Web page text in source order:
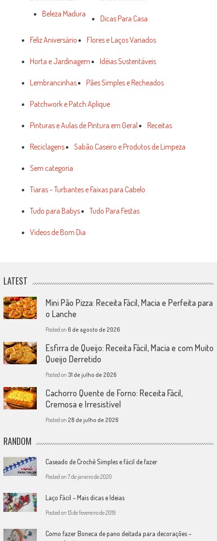
Beleza Madura
Dicas Para Casa
Feliz Aniversário Flores e Laços Variados
Horta e Jardinagem Idéias Sustentáveis
Lembrancinhas Pães Simples e Recheados
Patchwork e Patch Aplique
Pinturas e Aulas de Pintura em Geral Receitas
Reciclagens Sabão Caseiro e Produtos de Limpeza
Sem categoria
Tiaras – Turbantes e Faixas para Cabelo
Tudo para Babys Tudo Para Festas
Vídeos de Bom Dia
LATEST
Mini Pão Pizza: Receita Fácil, Macia e Perfeita para
o Lanche
Posted on 6 de agosto de 2026
Esfirra de Queijo: Receita Fácil, Macia e com Muito
Queijo Derretido
Posted on 31 de julho de 2026
Cachorro Quente de Forno: Receita Fácil,
Cremosa e Irresistível
Posted on 28 de julho de 2026
RANDOM
Caseado de Crochê Simples e fácil de fazer
Posted on 7 de janeiro de 2020
Laço Fácil – Mais dicas e Ideias
Posted on 15 de fevereiro de 2019
Como fazer Boneca de pano deitada para decorações –